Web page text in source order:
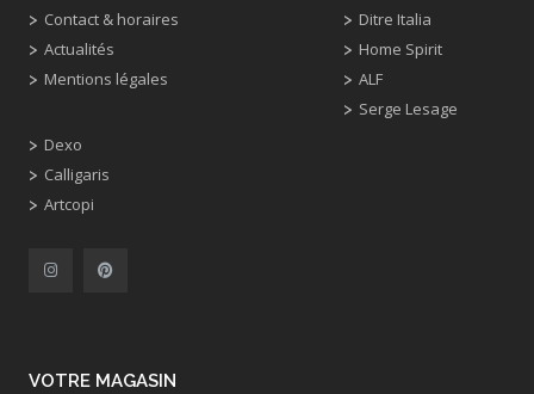
Contact & horaires
Actualités
Mentions légales
Dexo
Calligaris
Artcopi
Ditre Italia
Home Spirit
ALF
Serge Lesage
VOTRE MAGASIN